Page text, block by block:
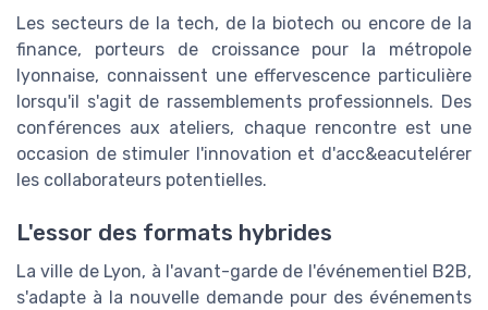
Les secteurs de la tech, de la biotech ou encore de la
finance, porteurs de croissance pour la métropole
lyonnaise, connaissent une effervescence particulière
lorsqu'il s'agit de rassemblements professionnels. Des
conférences aux ateliers, chaque rencontre est une
occasion de stimuler l'innovation et d'acc&eacutelérer
les collaborateurs potentielles.
L'essor des formats hybrides
La ville de Lyon, à l'avant-garde de l'événementiel B2B,
s'adapte à la nouvelle demande pour des événements